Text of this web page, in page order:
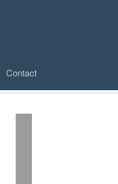
Contact